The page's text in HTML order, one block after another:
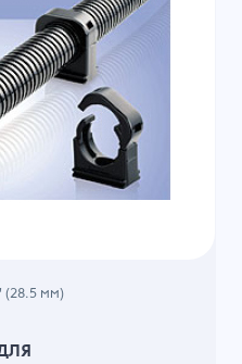
(28.5 мм)